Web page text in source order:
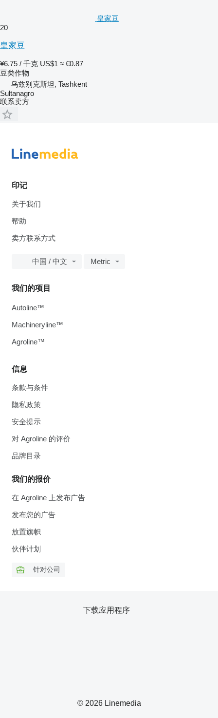
皇家豆
20
皇家豆
¥6.75 / 千克 US$1 ≈ €0.87
豆类作物
乌兹别克斯坦, Tashkent
Sultanagro
联系卖方
印记
关于我们
帮助
卖方联系方式
中国 / 中文 Metric
信息
条款与条件
隐私政策
安全提示
对 Agroline 的评价
品牌目录
我们的报价
在 Agroline 上发布广告
发布您的广告
放置旗帜
伙伴计划
针对公司
我们的项目
Autoline™
Machineryline™
Agroline™
© 2026 Linemedia
下载应用程序